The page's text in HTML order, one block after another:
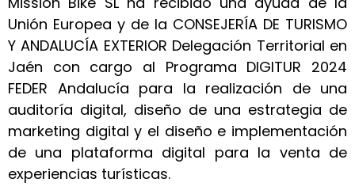
Unión Europea y de la CONSEJERÍA DE TURISMO
Y ANDALUCÍA EXTERIOR Delegación Territorial en
Jaén con cargo al Programa DIGITUR 2024
FEDER Andalucía para la realización de una
auditoría digital, diseño de una estrategia de
marketing digital y el diseño e implementación
de una plataforma digital para la venta de
experiencias turísticas.